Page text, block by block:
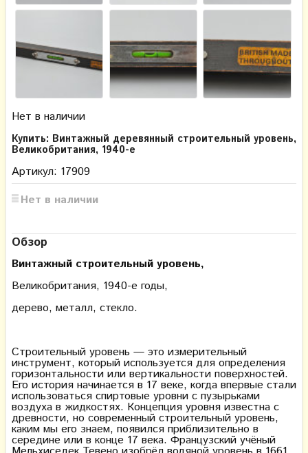
Нет в наличии
Купить: Винтажный деревянный строительный уровень,
Великобритания, 1940-е
Артикул: 17909
Нет в наличии
Обзор
Винтажный строительный уровень,
Великобритания, 1940-е годы,
дерево, металл, стекло.
Строительный уровень — это измерительный
инструмент, который используется для определения
горизонтальности или вертикальности поверхностей.
Его история начинается в 17 веке, когда впервые стали
использоваться спиртовые уровни с пузырьками
воздуха в жидкостях. Концепция уровня известна с
древности, но современный строительный уровень,
каким мы его знаем, появился приблизительно в
середине или в конце 17 века. Французский учёный